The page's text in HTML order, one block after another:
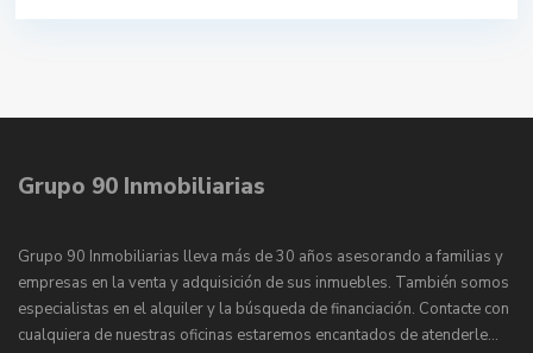
Grupo 90 Inmobiliarias
Grupo 90 Inmobiliarias lleva más de 30 años asesorando a familias y
empresas en la venta y adquisición de sus inmuebles. También somos
especialistas en el alquiler y la búsqueda de financiación. Contacte con
cualquiera de nuestras oficinas estaremos encantados de atenderle…